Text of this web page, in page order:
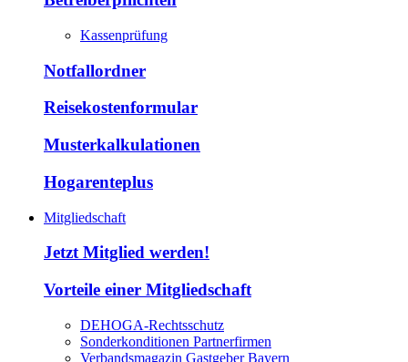
Kassenprüfung
Notfallordner
Reisekostenformular
Musterkalkulationen
Hogarenteplus
Mitgliedschaft
Jetzt Mitglied werden!
Vorteile einer Mitgliedschaft
DEHOGA-Rechtsschutz
Sonderkonditionen Partnerfirmen
Verbandsmagazin Gastgeber Bayern